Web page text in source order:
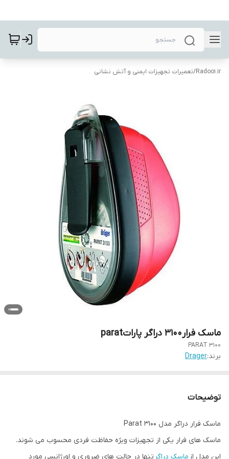
Radoo1.ir
/تعمیرات تجهیزات ایمنی و آتش نشانی
ماسک فرار۳۱۰۰ دراگر پاراتparat
PARAT 3100
برند:Drager
توضیحات
ماسک فرار دراگر مدل Parat 3100
ماسک های فرار یکی از تجهیزات ویژه حفاظت فردی محسوب می شوند.
این مدل از ماسک دراگر تنها در حالت های ضروری و اورژانسی مورد